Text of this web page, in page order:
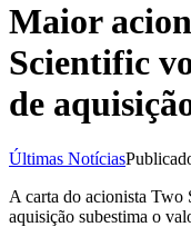
Maior
Scientific
de
Últimas Notícias
A carta do acionista Two
aquisição subestima o